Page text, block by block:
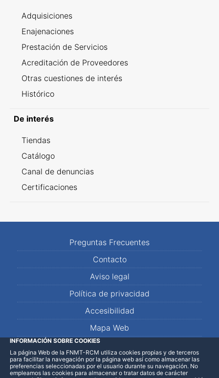
Adquisiciones
Enajenaciones
Prestación de Servicios
Acreditación de Proveedores
Otras cuestiones de interés
Histórico
De interés
Tiendas
Catálogo
Canal de denuncias
Certificaciones
Preguntas Frecuentes
Contacto
Aviso legal
Política de privacidad
Accesibilidad
Mapa Web
LinkedInFacebookWhatsApp
INFORMACIÓN SOBRE COOKIES
La página Web de la FNMT-RCM utiliza cookies propias y de terceros
para facilitar la navegación por la página web así como almacenar las
preferencias seleccionadas por el usuario durante su navegación. No
empleamos las cookies para almacenar o tratar datos de carácter